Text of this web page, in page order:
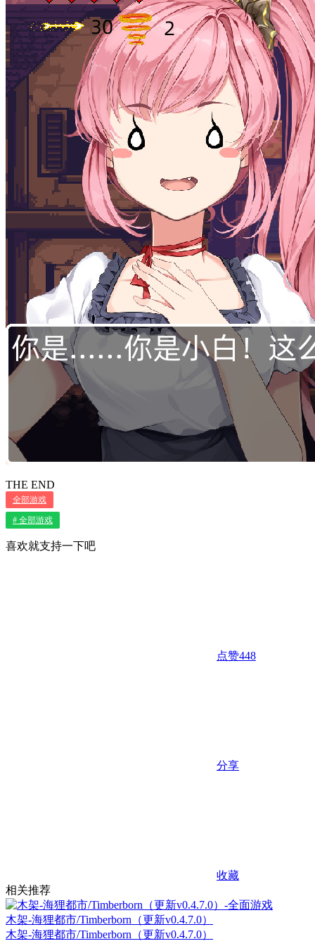
THE END
全部游戏
# 全部游戏
喜欢就支持一下吧
点赞448
分享
收藏
相关推荐
木架-海狸都市/Timberborn（更新v0.4.7.0）
木架-海狸都市/Timberborn（更新v0.4.7.0）